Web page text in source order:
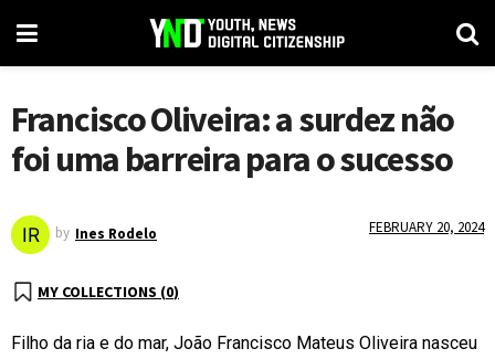
Francisco Oliveira: a surdez não
foi uma barreira para o sucesso
by Ines Rodelo FEBRUARY 20, 2024
MY COLLECTIONS (0)
Filho da ria e do mar, João Francisco Mateus Oliveira nasceu